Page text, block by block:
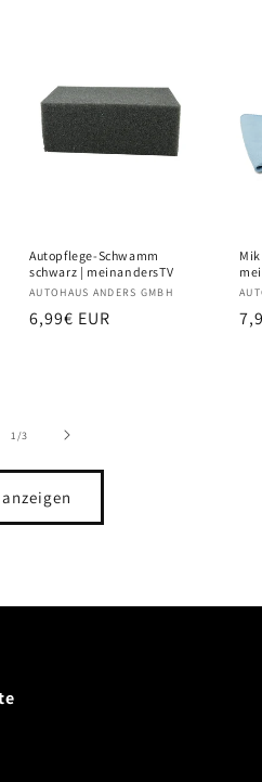
Autopflege-Schwamm
schwarz | meinandersTV
Anbieter:
AUTOHAUS ANDERS GMBH
Normaler
6,99€ EUR
1/von
3